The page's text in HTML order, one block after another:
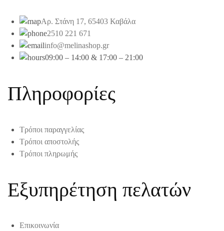
Αρ. Στάνη 17, 65403 Καβάλα
2510 221 671
info@melinashop.gr
09:00 – 14:00 & 17:00 – 21:00
Πληροφορίες
Τρόποι παραγγελίας
Τρόποι αποστολής
Τρόποι πληρωμής
Εξυπηρέτηση πελατών
Επικοινωνία